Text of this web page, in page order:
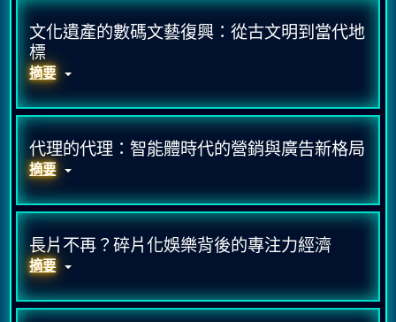
文化遺產的數碼文藝復興：從古文明到當代地
標
摘要
代理的代理：智能體時代的營銷與廣告新格局​
摘要
長片不再？碎片化娛樂背後的專注力經濟​​
摘要